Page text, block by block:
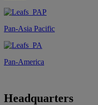
Pan-Asia Pacific
Pan-America
Headquarters